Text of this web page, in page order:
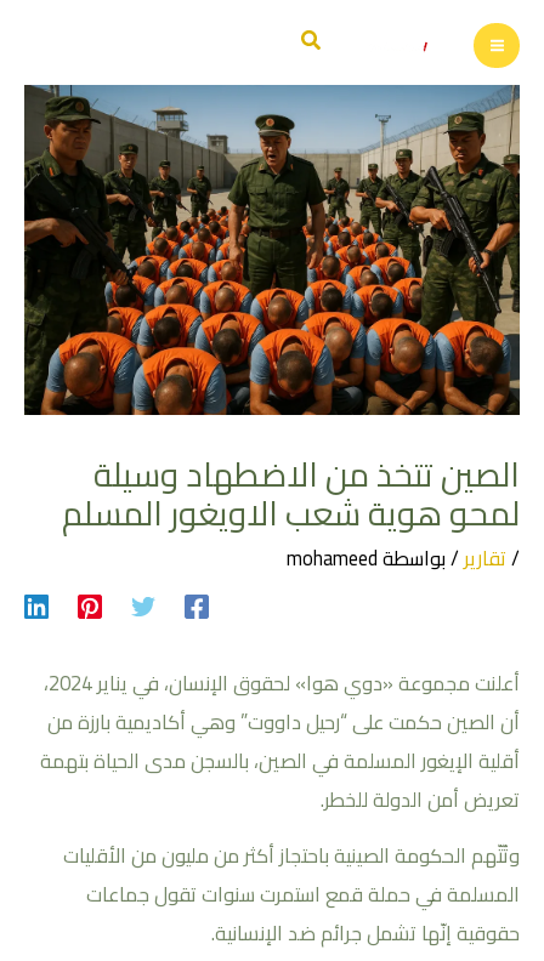
تخطي
إلى
المحتوى
البحث
الصين تتخذ من الاضطهاد وسيلة
لمحو هوية شعب الاويغور المسلم
/تقارير/ بواسطةmohameed
أعلنت مجموعة «دوي هوا» لحقوق الإنسان، في يناير 2024،
أن الصين حكمت على “رحيل داووت” وهي أكاديمية بارزة من
أقلية الإيغور المسلمة في الصين، بالسجن مدى الحياة بتهمة
تعريض أمن الدولة للخطر.
وتُتّهم الحكومة الصينية باحتجاز أكثر من مليون من الأقليات
المسلمة في حملة قمع استمرت سنوات تقول جماعات
حقوقية إنّها تشمل جرائم ضد الإنسانية.